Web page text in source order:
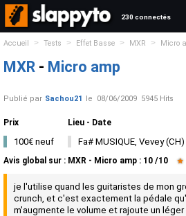
230 connectés
Accueil > Tests > Effet Basse > MXR > Micro
MXR - Micro amp
Publié par Sachou21 le 08/06/2009 5945 Hits
Prix
100€ neuf
Lieu - Date
Fa# MUSIQUE, Vevey (CH)
Avis global sur : MXR - Micro amp : 10 /10 ★
je l'utilise quand les guitaristes de mon
crunch, et c'est exactement la pédale
m'augmente le volume et rajoute un